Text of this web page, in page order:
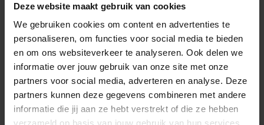
Deze website maakt gebruik van cookies
We gebruiken cookies om content en advertenties te
personaliseren, om functies voor social media te bieden
en om ons websiteverkeer te analyseren. Ook delen we
informatie over jouw gebruik van onze site met onze
partners voor social media, adverteren en analyse. Deze
partners kunnen deze gegevens combineren met andere
informatie die jij aan ze hebt verstrekt of die ze hebben
verzameld op basis van jouw gebruik van hun services.
Meer over:
Ongemak
Meer nieuws